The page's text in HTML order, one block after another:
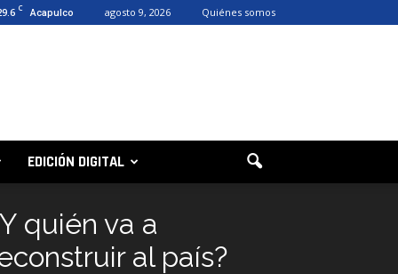
C Acapulco agosto 9, 2026 Quiénes somos
EDICIÓN DIGITAL
quién va a
al país?